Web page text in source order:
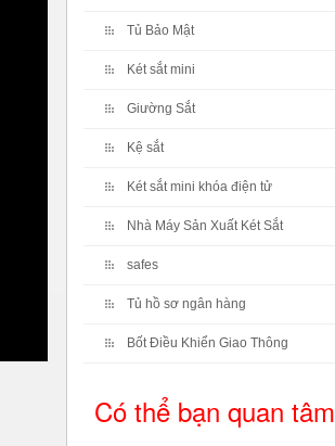
Tủ Bảo Mật
Két sắt mini
Giường Sắt
Kệ sắt
Két sắt mini khóa điện tử
Nhà Máy Sản Xuất Két Sắt
safes
Tủ hồ sơ ngân hàng
Bốt Điều Khiển Giao Thông
Có thể bạn quan tâm